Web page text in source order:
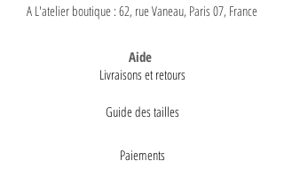
A L'atelier boutique : 62, rue Vaneau, Paris 07, France
Aide
Livraisons et retours
Guide des tailles
Paiements